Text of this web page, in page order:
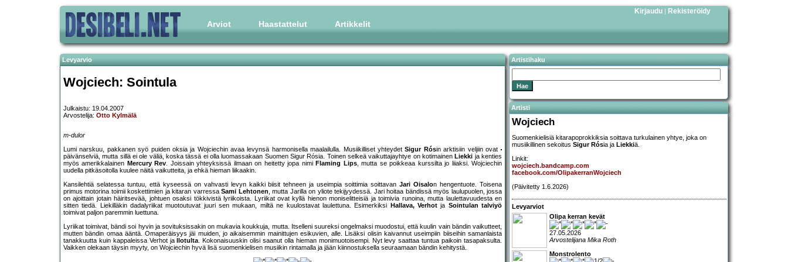
Arviot Haastattelut Artikkelit
Kirjaudu | Rekisteröidy
Levyarvio
Wojciech: Sointula
Julkaistu: 19.04.2007
Arvostelija: Otto Kylmälä
m-dulor
Lumi narskuu, pakkanen syö puiden oksia ja Wojciechin avaa levynsä harmonisella maalailulla. Musiikilliset yhteydetSigur Rósin arktisiin veljiin ovat
päivänselviä, mutta sillä ei ole väliä, koska tässä ei olla luomassakaan Suomen Sigur Rósia. Toinen selkeä vaikuttajayhtye on kotimainen Liekki ja kenties
myös amerikkalainen Mercury Rev. Joissain yhteyksissä ilmaan on heitetty jopa nimi Flaming Lips, mutta se poikkeaa kurssilta jo liiaksi. Wojciechin
uudella pitkäsoitolla kuulee näitä vaikutteita, ja ehkä hieman liikaakin.
Kansilehtiä selatessa tuntuu, että kyseessä on vahvasti levyn kaikki biisit tehneen ja useimpia soittimia soittavanJari Oisalon hengentuote. Toisena
primus motorina toimii koskettimien ja kitaran varressaSami Lehtonen, mutta Jarilla on yliote tekijyydessä. Jari hoitaa bändissä myös laulupuolen, jossa
on ajoittain jotain häiritsevää, johtuen osaksi tökkivistä lyriikoista. Lyriikat ovat kyllä hienon moniselitteisiä ja toimivia runoina, mutta laulettavuudesta en
sitten tiedä. Liekilläkin dadalyriikat muotoutuvat juuri sen mukaan, miltä ne kuulostavat laulettuna. Esimerkiksi
Hallava, Verhotja Sointulan talviyö
toimivat paljon paremmin luettuna.
Lyriikat toimivat, bändi soi hyvin ja sovituksissakin on mukavia koukkuja, mutta. Itselleni suureksi ongelmaksi muodostui, että kuulin vain bändin vaikutteet,
mutten bändin omaa ääntä. Omaperäisyys jäi muiden, jo aikaisemmin mainittujen esikuvien, alle. Lisäksi olisin kaivannut useimpiin biiseihin samanlaista
tanakkuutta kuin kappaleissa Verhot ja
Ilotulta. Kokonaisuuskin olisi saanut olla hieman monimuotoisempi. Nyt levy saattaa tuntua paikoin tasapaksulta.
Vaikken olekaan täysin myyty, on Wojciechin hyvä lisä suomenkielisen musiikin rintamalla ja jään kiinnostuksella seuraamaan bändin kehitystä.
Artistihaku
Artisti
Wojciech
Suomenkielisiä kitarapoprokkiksia soittava turkulainen yhtye, joka on
musiikillinen sekoitus Sigur Rósia ja Liekkiä.
Linkit:
wojciech.bandcamp.com
facebook.com/OlipakerranWojciech
(Päivitetty 1.6.2026)
Levyarviot
Olipa kerran kevät
27.05.2026
Arvostelijana Mika Roth
Monstrolento